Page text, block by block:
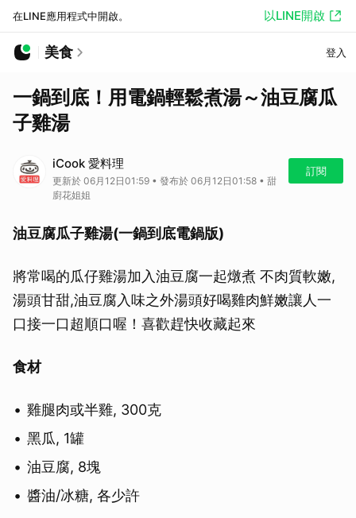
在LINE應用程式中開啟。 以LINE開啟
美食 登入
一鍋到底！用電鍋輕鬆煮湯～油豆腐瓜
子雞湯
iCook 愛料理
更新於 06月12日01:59 • 發布於 06月12日01:58 • 甜
廚花姐姐
訂閱
油豆腐瓜子雞湯(一鍋到底電鍋版)
將常喝的瓜仔雞湯加入油豆腐一起燉煮 不肉質軟嫩,
湯頭甘甜,油豆腐入味之外湯頭好喝雞肉鮮嫩讓人一
口接一口超順口喔！喜歡趕快收藏起來
食材
雞腿肉或半雞, 300克
黑瓜, 1罐
油豆腐, 8塊
醬油/冰糖, 各少許